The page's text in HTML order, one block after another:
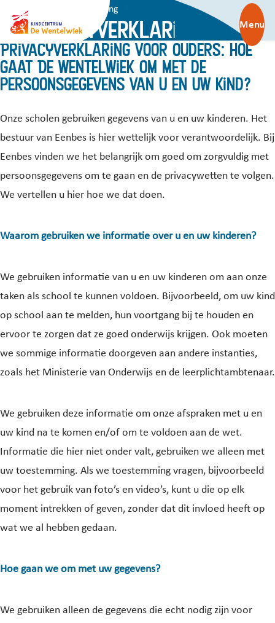
Menu
Privacyverklaring
Privacyverklaring
Privacyverklaring voor ouders: hoe
gaat De Wentelwiek om met de
persoonsgegevens van u en uw kind?
Onze scholen gebruiken gegevens van u en uw kinderen. Het
bestuur van Eenbes is hier wettelijk voor verantwoordelijk. Bij
Eenbes vinden we het belangrijk om goed om zorgvuldig met
persoonsgegevens om te gaan en de privacywetten te volgen.
We vertellen u hier hoe we dat doen.
Waarom gebruiken we informatie over u en uw kinderen?
We gebruiken informatie van u en uw kinderen om aan onze
taken als school te kunnen voldoen. Bijvoorbeeld, om uw kind
op school aan te melden, hun voortgang bij te houden en
ervoor te zorgen dat ze goed onderwijs krijgen. Ook moeten
we sommige informatie doorgeven aan andere instanties,
zoals het Ministerie van Onderwijs en de leerplichtambtenaar.
We gebruiken deze informatie om onze afspraken met u en
uw kind na te komen en/of om te voldoen aan de wet.
Informatie die hier niet onder valt, gebruiken we alleen met
uw toestemming. Als we toestemming vragen, bijvoorbeeld
voor het gebruik van foto’s en video’s, kunt u die op elk
moment intrekken of geven, zonder dat dit invloed heeft op
wat we al hebben gedaan.
Hoe gaan we om met uw gegevens?
We gebruiken alleen de gegevens die echt nodig zijn voor